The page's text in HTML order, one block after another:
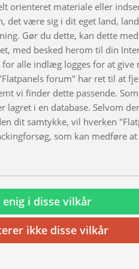
orienteret materiale eller
det være sig i dit eget land,
Gør du dette, kan dette
med besked herom til din
alle indlæg logges for at give
forum" har ret til at
vi finder dette passende.
i en database. Selvom
dit samtykke, vil hverken
som kan medføre
enig i disse vilkår
ikke disse vilkår